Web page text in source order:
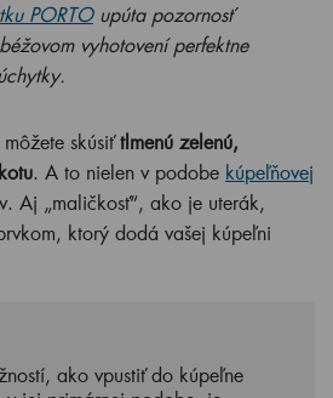
PORTOupúta pozornosť
vyhotovení perfektne
skúsiťtlmenú zelenú,
. A to nielen v podobe kúpeľňovej
Aj „maličkosť“, ako je uterák,
ktorý dodá vašej kúpeľni
ako vpustiť do kúpeľne